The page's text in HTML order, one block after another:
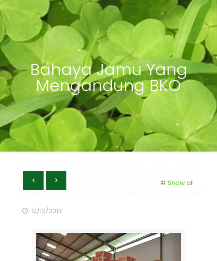
Bahaya Jamu Yang
Mengandung BKO
Show all
12/12/2013